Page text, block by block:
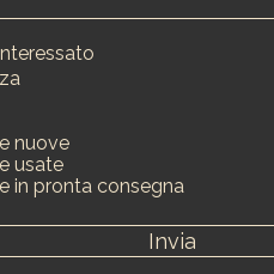
nuove
usate
in pronta consegna
Invia